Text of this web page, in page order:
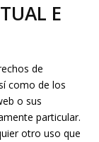
E
de
como de los
o sus
particular.
otro uso que